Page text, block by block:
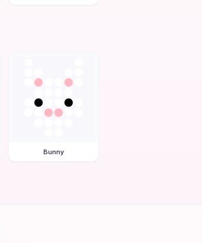
Bunny